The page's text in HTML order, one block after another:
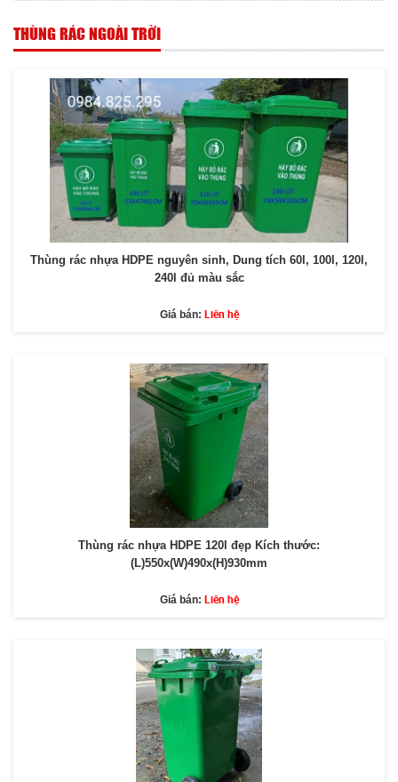
THÙNG RÁC NGOÀI TRỜI
Thùng rác nhựa HDPE nguyên sinh, Dung tích 60l, 100l, 120l,
240l đủ màu sắc
Giá bán: Liên hệ
Thùng rác nhựa HDPE 120l đẹp Kích thước:
(L)550x(W)490x(H)930mm
Giá bán: Liên hệ